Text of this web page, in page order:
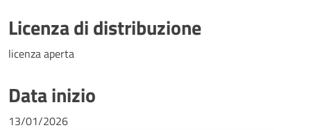
Licenza di distribuzione
licenza aperta
Data inizio
13/01/2026